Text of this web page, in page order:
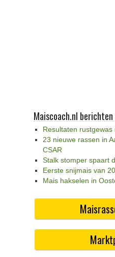
Maiscoach.nl berichten
Resultaten
23 nieuwe rassen in
CSAR
Stalk stomper spaart
Eerste snijmais van
Mais hakselen in